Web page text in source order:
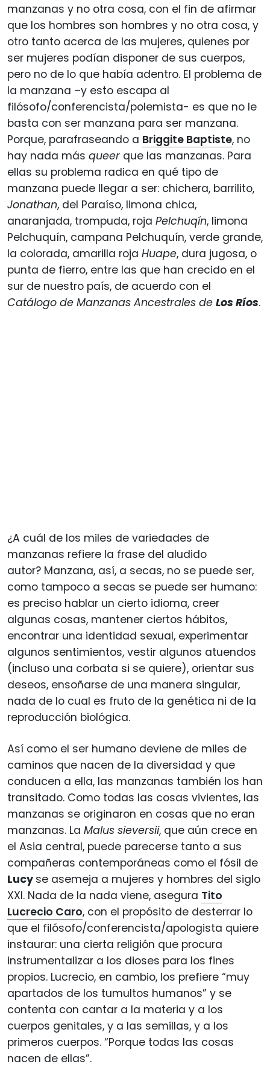
manzanas y no otra cosa, con el fin de afirmar
que los hombres son hombres y no otra cosa, y
otro tanto acerca de las mujeres, quienes por
ser mujeres podían disponer de sus cuerpos,
pero no de lo que había adentro. El problema de
la manzana –y esto escapa al
filósofo/conferencista/polemista- es que no le
basta con ser manzana para ser manzana.
Porque, parafraseando a Briggite Baptiste, no
hay nada más queer que las manzanas. Para
ellas su problema radica en qué tipo de
manzana puede llegar a ser: chichera, barrilito,
Jonathan, del Paraíso, limona chica,
anaranjada, trompuda, roja Pelchuqín, limona
Pelchuquín, campana Pelchuquín, verde grande,
la colorada, amarilla roja Huape, dura jugosa, o
punta de fierro, entre las que han crecido en el
sur de nuestro país, de acuerdo con el
Catálogo de Manzanas Ancestrales de Los Ríos.
¿A cuál de los miles de variedades de
manzanas refiere la frase del aludido
autor? Manzana, así, a secas, no se puede ser,
como tampoco a secas se puede ser humano:
es preciso hablar un cierto idioma, creer
algunas cosas, mantener ciertos hábitos,
encontrar una identidad sexual, experimentar
algunos sentimientos, vestir algunos atuendos
(incluso una corbata si se quiere), orientar sus
deseos, ensoñarse de una manera singular,
nada de lo cual es fruto de la genética ni de la
reproducción biológica.
Así como el ser humano deviene de miles de
caminos que nacen de la diversidad y que
conducen a ella, las manzanas también los han
transitado. Como todas las cosas vivientes, las
manzanas se originaron en cosas que no eran
manzanas. La Malus sieversii, que aún crece en
el Asia central, puede parecerse tanto a sus
compañeras contemporáneas como el fósil de
Lucy se asemeja a mujeres y hombres del siglo
XXI. Nada de la nada viene, asegura Tito
Lucrecio Caro, con el propósito de desterrar lo
que el filósofo/conferencista/apologista quiere
instaurar: una cierta religión que procura
instrumentalizar a los dioses para los fines
propios. Lucrecio, en cambio, los prefiere “muy
apartados de los tumultos humanos” y se
contenta con cantar a la materia y a los
cuerpos genitales, y a las semillas, y a los
primeros cuerpos. “Porque todas las cosas
nacen de ellas”.